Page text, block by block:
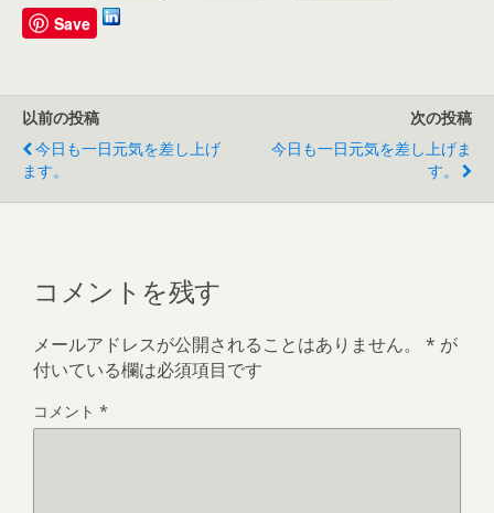
Save
以前の投稿
今日も一日元気を差し上げ
ます。
次の投稿
今日も一日元気を差し上げま
す。
コメントを残す
メールアドレスが公開されることはありません。 * が
付いている欄は必須項目です
コメント *